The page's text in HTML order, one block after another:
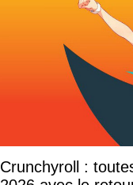
Crunchyroll :